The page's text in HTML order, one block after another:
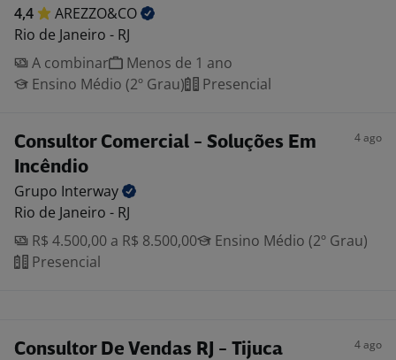
4,4
AREZZO&CO
Rio de Janeiro - RJ
A combinar
Menos de 1 ano
Ensino Médio (2º Grau)
Presencial
Consultor Comercial - Soluções Em
Incêndio
4 ago
Grupo Interway
Rio de Janeiro - RJ
R$ 4.500,00 a R$ 8.500,00
Ensino Médio (2º Grau)
Presencial
Consultor De Vendas RJ - Tijuca 4 ago